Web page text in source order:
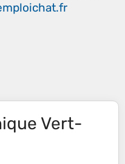
Vert-